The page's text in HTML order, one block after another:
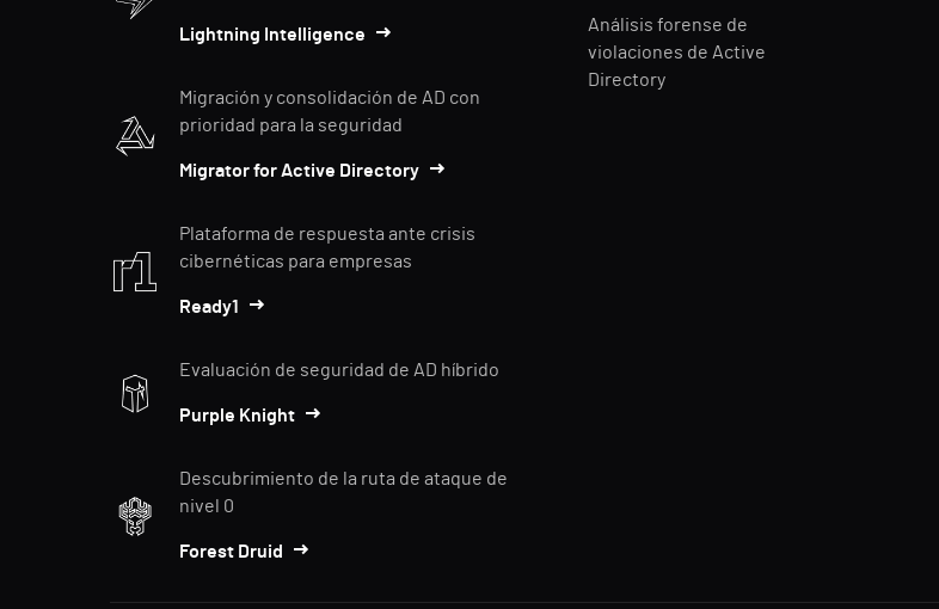
Lightning Intelligence
Migración y consolidación de AD con
prioridad para la seguridad
Migrator for Active Directory
Plataforma de respuesta ante crisis
cibernéticas para empresas
Ready1
Evaluación de seguridad de AD híbrido
Purple Knight
Descubrimiento de la ruta de ataque de
nivel 0
Forest Druid
Análisis forense de
violaciones de Active
Directory